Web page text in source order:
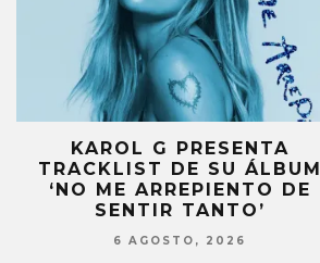
KAROL G PRESENTA
TRACKLIST DE SU ÁLBUM
‘NO ME ARREPIENTO DE
SENTIR TANTO’
6 AGOSTO, 2026